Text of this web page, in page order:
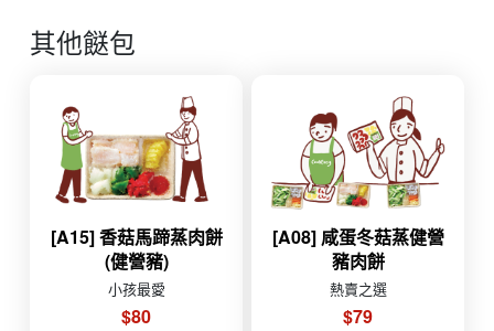
其他餸包
[A15] 香菇馬蹄蒸肉餅
(健營豬)
小孩最愛
$80
[A08] 咸蛋冬菇蒸健營
豬肉餅
熱賣之選
$79